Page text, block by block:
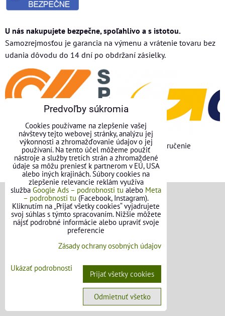
U nás nakupujete bezpečne, spoľahlivo a s istotou.
Samozrejmosťou je garancia na výmenu a vrátenie tovaru bez
udania dôvodu do 14 dní po obdržaní zásielky.
GLS doručenie
VŠEOBECNÉ INFORMÁCIE
Obchodné podmienky pre osoby
Obchodné podmienky pre firmy
Ochrana osobných údajov
Reklamačný poriadok
Formulár na odstúpenie od zmluvy
Predvoľby súkromia
Cookies používame na zlepšenie vašej
návštevy tejto webovej stránky, analýzu jej
výkonnosti a zhromažďovanie údajov o jej
používaní. Na tento účel môžeme použiť
nástroje a služby tretích strán a zhromaždené
údaje sa môžu preniesť k partnerom v EÚ, USA
alebo iných krajinách. Súbory cookies na
zlepšenie relevancie reklám využíva
služba Google Ads – podrobnosti tu alebo Meta
– podrobnosti tu (Facebook, Instagram).
Kliknutím na „Prijať všetky cookies“ vyjadrujete
svoj súhlas s týmto spracovaním. Nižšie môžete
nájsť podrobné informácie alebo upraviť svoje
preferencie
Zásady ochrany osobných údajov
Ukázať podrobnosti
Prijať všetky cookies
Odmietnuť všetko